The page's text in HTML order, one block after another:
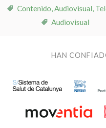
Contenido, Audiovisual,
Audiovisual
HAN